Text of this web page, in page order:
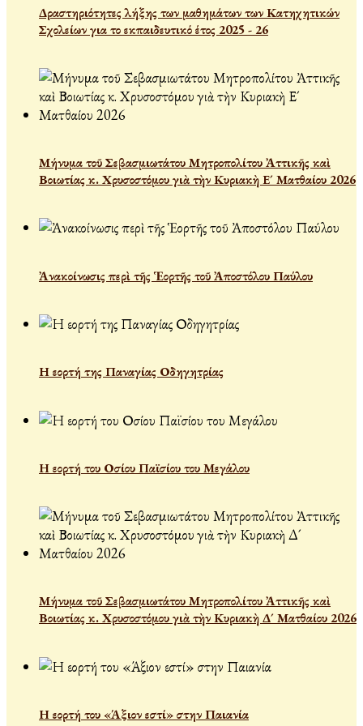
Δραστηριότητες λήξης των μαθημάτων των Κατηχητικών
Σχολείων για το εκπαιδευτικό έτος 2025 - 26
Μήνυμα τοῦ Σεβασμιωτάτου Μητροπολίτου Ἀττικῆς καὶ
Βοιωτίας κ. Χρυσοστόμου γιὰ τὴν Κυριακὴ Ε´ Ματθαίου 2026
Ἀνακοίνωσις περὶ τῆς Ἑορτῆς τοῦ Ἀποστόλου Παύλου
Η εορτή της Παναγίας Οδηγητρίας
Η εορτή του Οσίου Παϊσίου του Μεγάλου
Μήνυμα τοῦ Σεβασμιωτάτου Μητροπολίτου Ἀττικῆς καὶ
Βοιωτίας κ. Χρυσοστόμου γιὰ τὴν Κυριακὴ Δ´ Ματθαίου 2026
Η εορτή του «Άξιον εστί» στην Παιανία